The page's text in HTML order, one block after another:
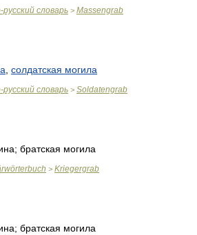
словарь > Massengrab
солдатская могила
словарь > Soldatengrab
братская могила
> Kriegergrab
братская могила